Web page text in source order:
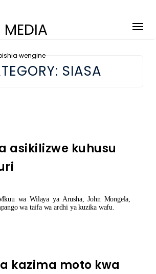
wengine
SIASA
asikilizwe kuhusu
wa Wilaya ya Arusha, John Mongela,
wa taifa wa ardhi ya kuzika wafu.
kazima moto kwa